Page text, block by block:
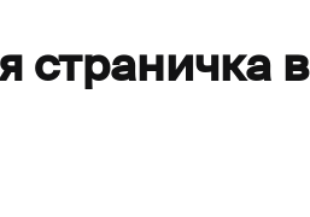
страничка в